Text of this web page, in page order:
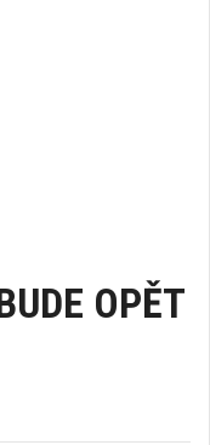
OPĚT